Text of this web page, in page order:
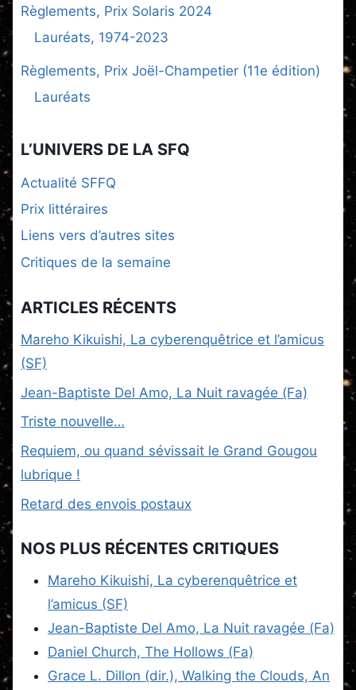
Règlements, Prix Solaris 2024
Lauréats, 1974-2023
Règlements, Prix Joël-Champetier (11e édition)
Lauréats
L’UNIVERS DE LA SFQ
Actualité SFFQ
Prix littéraires
Liens vers d’autres sites
Critiques de la semaine
ARTICLES RÉCENTS
Mareho Kikuishi, La cyberenquêtrice et l’amicus
(SF)
Jean-Baptiste Del Amo, La Nuit ravagée (Fa)
Triste nouvelle…
Requiem, ou quand sévissait le Grand Gougou
lubrique !
Retard des envois postaux
NOS PLUS RÉCENTES CRITIQUES
Mareho Kikuishi, La cyberenquêtrice et
l’amicus (SF)
Jean-Baptiste Del Amo, La Nuit ravagée (Fa)
Daniel Church, The Hollows (Fa)
Grace L. Dillon (dir.), Walking the Clouds, An